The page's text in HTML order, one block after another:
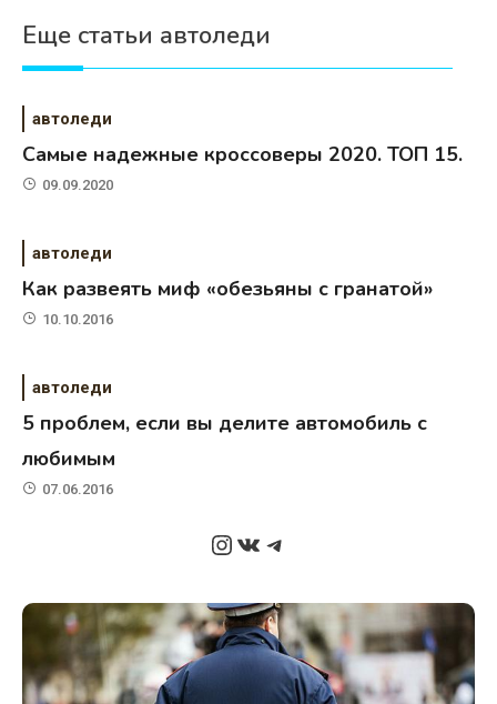
Еще статьи автоледи
автоледи
Самые надежные кроссоверы 2020. ТОП 15.
09.09.2020
автоледи
Как развеять миф «обезьяны с гранатой»
10.10.2016
автоледи
5 проблем, если вы делите автомобиль с
любимым
07.06.2016
Instagram
ВКонтакте
Telegram